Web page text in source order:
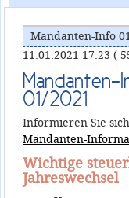
Mandanten-Info
11.01.2021 17:23 (
01/2021
Informieren Sie
Mandanten-
Wichtige
Jahreswechsel